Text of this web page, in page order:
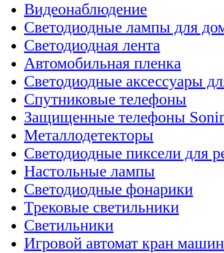
Видеонаблюдение
Светодиодные лампы для
Светодиодная лента
Автомобильная пленка
Светодиодные аксессуары
Спутниковые телефоны
Защищенные телефоны
Металлодетекторы
Светодиодные пиксели для
Настольные лампы
Светодиодные фонарики
Трековые светильники
Светильники
Игровой автомат кран